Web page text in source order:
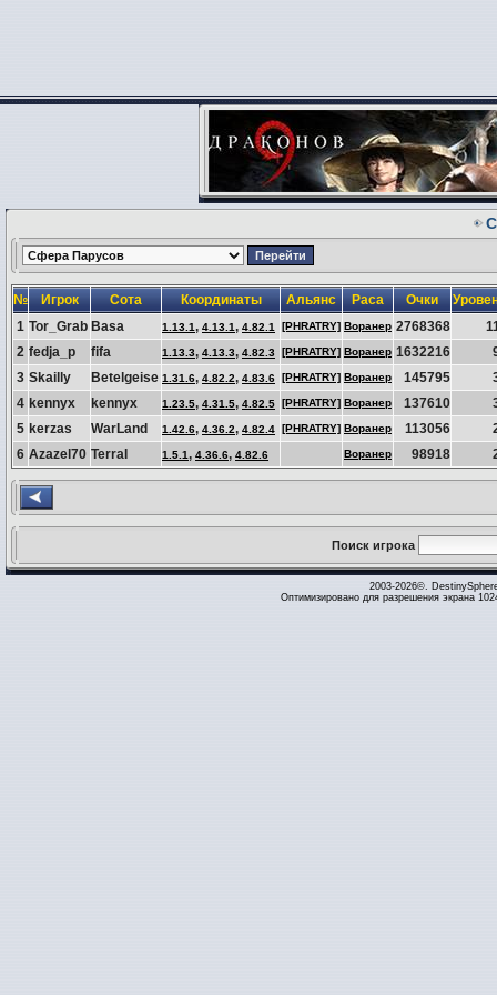
№ Игрок Сота Координаты Альянс Раса Очки
1 Tor_Grab Basa 1.13.1, 4.13.1, 4.82.1 [PHRATRY] Воранер 2768368
2 fedja_p fifa 1.13.3, 4.13.3, 4.82.3 [PHRATRY] Воранер 1632216
3 Skailly Betelgeise 1.31.6, 4.82.2, 4.83.6 [PHRATRY] Воранер 145795
4 kennyx kennyx 1.23.5, 4.31.5, 4.82.5 [PHRATRY] Воранер 137610
5 kerzas WarLand 1.42.6, 4.36.2, 4.82.4 [PHRATRY] Воранер 113056
6 Azazel70 TerraI 1.5.1, 4.36.6, 4.82.6 Воранер 98918
Поиск игрока
2003-2026©.
Оптимизировано для разрешения экрана